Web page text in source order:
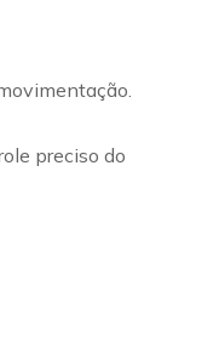
preciso do